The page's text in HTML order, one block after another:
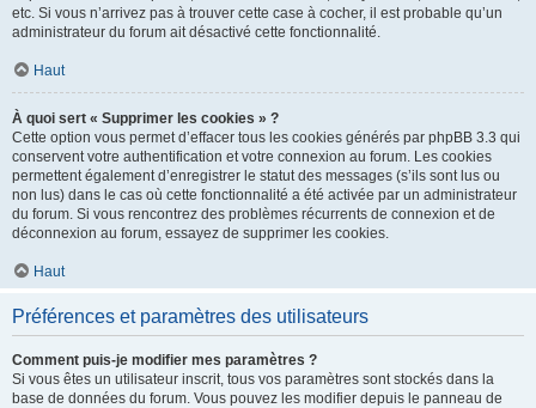
etc. Si vous n’arrivez pas à trouver cette case à cocher, il est probable qu’un
administrateur du forum ait désactivé cette fonctionnalité.
Haut
À quoi sert « Supprimer les cookies » ?
Cette option vous permet d’effacer tous les cookies générés par phpBB 3.3 qui
conservent votre authentification et votre connexion au forum. Les cookies
permettent également d’enregistrer le statut des messages (s’ils sont lus ou
non lus) dans le cas où cette fonctionnalité a été activée par un administrateur
du forum. Si vous rencontrez des problèmes récurrents de connexion et de
déconnexion au forum, essayez de supprimer les cookies.
Haut
Préférences et paramètres des utilisateurs
Comment puis-je modifier mes paramètres ?
Si vous êtes un utilisateur inscrit, tous vos paramètres sont stockés dans la
base de données du forum. Vous pouvez les modifier depuis le panneau de